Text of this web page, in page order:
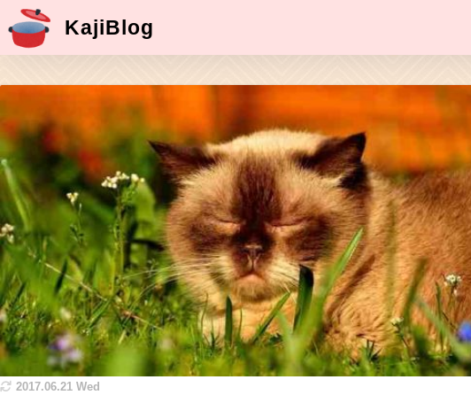
KajiBlog
2017.06.21 Wed